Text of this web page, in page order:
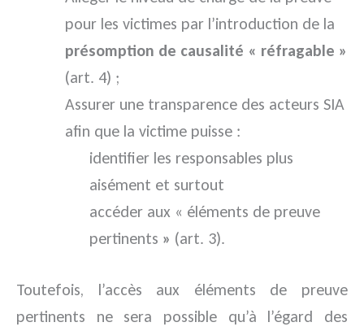
pour les victimes par l’introduction de la
présomption de causalité « réfragable »
(art. 4) ;
Assurer une transparence des acteurs SIA
afin que la victime puisse :
identifier les responsables plus
aisément et surtout
accéder aux « éléments de preuve
pertinents » (art. 3).
Toutefois, l’accès aux éléments de preuve
pertinents ne sera possible qu’à l’égard des